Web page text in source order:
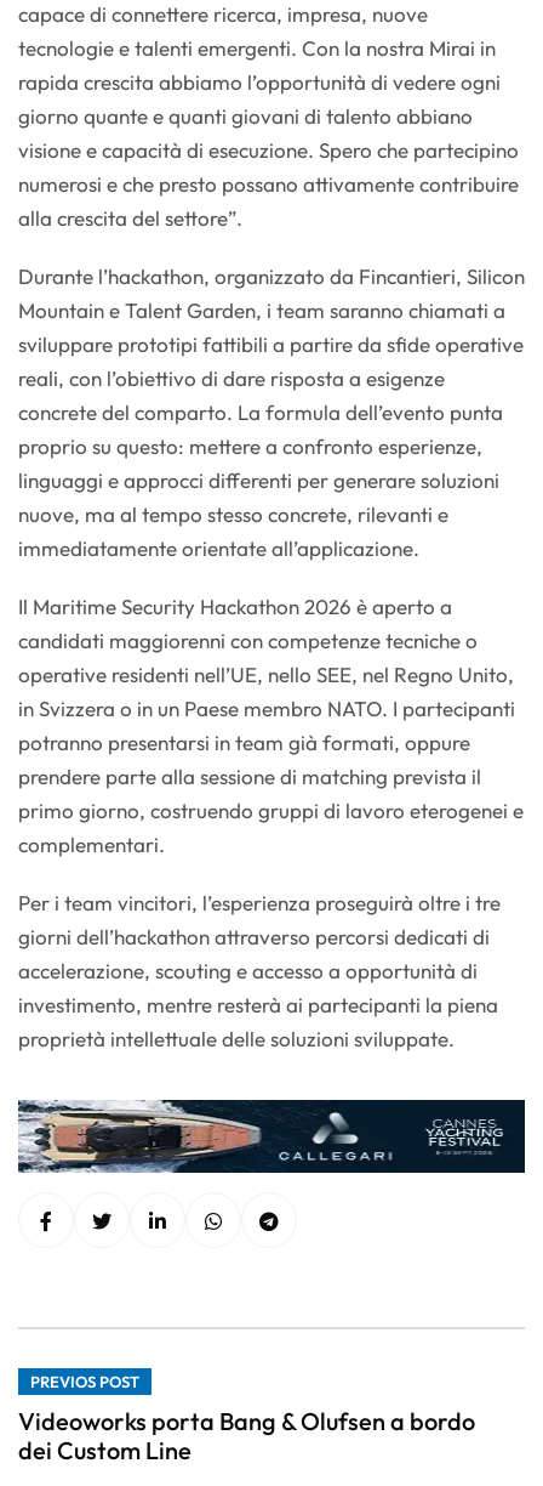
capace di connettere ricerca, impresa, nuove
tecnologie e talenti emergenti. Con la nostra Mirai in
rapida crescita abbiamo l’opportunità di vedere ogni
giorno quante e quanti giovani di talento abbiano
visione e capacità di esecuzione. Spero che partecipino
numerosi e che presto possano attivamente contribuire
alla crescita del settore”.
Durante l’hackathon, organizzato da Fincantieri, Silicon
Mountain e Talent Garden, i team saranno chiamati a
sviluppare prototipi fattibili a partire da sfide operative
reali, con l’obiettivo di dare risposta a esigenze
concrete del comparto. La formula dell’evento punta
proprio su questo: mettere a confronto esperienze,
linguaggi e approcci differenti per generare soluzioni
nuove, ma al tempo stesso concrete, rilevanti e
immediatamente orientate all’applicazione.
Il Maritime Security Hackathon 2026 è aperto a
candidati maggiorenni con competenze tecniche o
operative residenti nell’UE, nello SEE, nel Regno Unito,
in Svizzera o in un Paese membro NATO. I partecipanti
potranno presentarsi in team già formati, oppure
prendere parte alla sessione di matching prevista il
primo giorno, costruendo gruppi di lavoro eterogenei e
complementari.
Per i team vincitori, l’esperienza proseguirà oltre i tre
giorni dell’hackathon attraverso percorsi dedicati di
accelerazione, scouting e accesso a opportunità di
investimento, mentre resterà ai partecipanti la piena
proprietà intellettuale delle soluzioni sviluppate.
PREVIOS POST
Videoworks porta Bang & Olufsen a bordo
dei Custom Line